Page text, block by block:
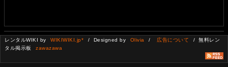
レンタルWIKI by WIKIWIKI.jp* / Designed by Olivia / 広告について
/ 無料レン
タル掲示板
zawazawa